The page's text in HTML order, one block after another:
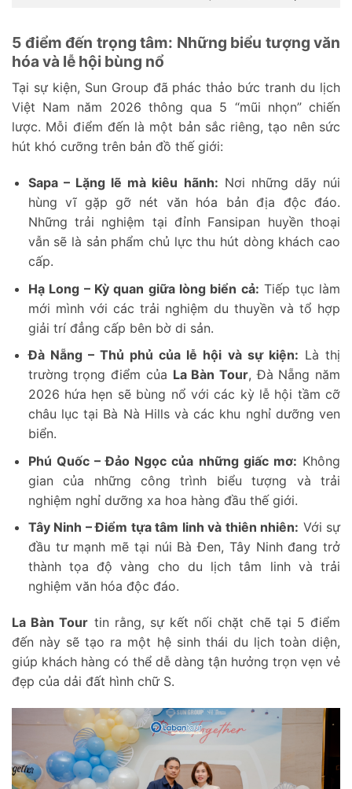
5 điểm đến trọng tâm: Những biểu tượng văn
hóa và lễ hội bùng nổ
Tại sự kiện, Sun Group đã phác thảo bức tranh du lịch
Việt Nam năm 2026 thông qua 5 “mũi nhọn” chiến
lược. Mỗi điểm đến là một bản sắc riêng, tạo nên sức
hút khó cưỡng trên bản đồ thế giới:
Sapa – Lặng lẽ mà kiêu hãnh: Nơi những dãy núi
hùng vĩ gặp gỡ nét văn hóa bản địa độc đáo.
Những trải nghiệm tại đỉnh Fansipan huyền thoại
vẫn sẽ là sản phẩm chủ lực thu hút dòng khách cao
cấp.
Hạ Long – Kỳ quan giữa lòng biển cả: Tiếp tục làm
mới mình với các trải nghiệm du thuyền và tổ hợp
giải trí đẳng cấp bên bờ di sản.
Đà Nẵng – Thủ phủ của lễ hội và sự kiện: Là thị
trường trọng điểm của La Bàn Tour, Đà Nẵng năm
2026 hứa hẹn sẽ bùng nổ với các kỳ lễ hội tầm cỡ
châu lục tại Bà Nà Hills và các khu nghỉ dưỡng ven
biển.
Phú Quốc – Đảo Ngọc của những giấc mơ: Không
gian của những công trình biểu tượng và trải
nghiệm nghỉ dưỡng xa hoa hàng đầu thế giới.
Tây Ninh – Điểm tựa tâm linh và thiên nhiên: Với sự
đầu tư mạnh mẽ tại núi Bà Đen, Tây Ninh đang trở
thành tọa độ vàng cho du lịch tâm linh và trải
nghiệm văn hóa độc đáo.
La Bàn Tour tin rằng, sự kết nối chặt chẽ tại 5 điểm
đến này sẽ tạo ra một hệ sinh thái du lịch toàn diện,
giúp khách hàng có thể dễ dàng tận hưởng trọn vẹn vẻ
đẹp của dải đất hình chữ S.